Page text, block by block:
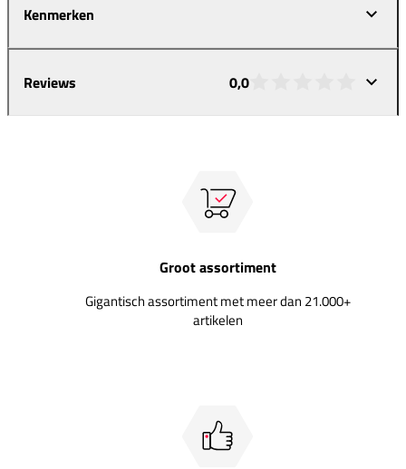
Kenmerken
Reviews 0,0
Groot assortiment
Gigantisch assortiment met meer dan 21.000+
artikelen